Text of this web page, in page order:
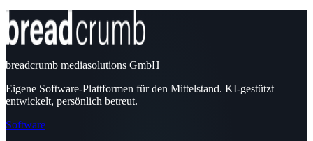
breadcrumb mediasolutions GmbH
Eigene Software-Plattformen für den Mittelstand. KI-gestützt
entwickelt, persönlich betreut.
Software